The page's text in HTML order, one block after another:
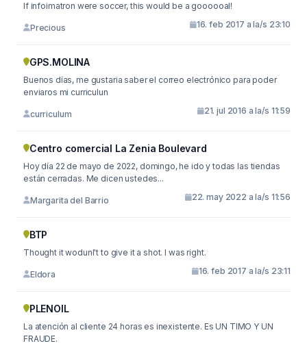
If infoimatron were soccer, this would be a goooooal!
Precious 16. feb 2017 a la/s 23:10
GPS.MOLINA
Buenos días, me gustaria saber el correo electrónico para poder
enviaros mi curriculun
curriculum 21. jul 2016 a la/s 11:59
Centro comercial La Zenia Boulevard
Hoy día 22 de mayo de 2022, domingo, he ido y todas las tiendas
están cerradas. Me dicen ustedes...
Margarita del Barrio 22. may 2022 a la/s 11:56
BTP
Thought it wodunl't to give it a shot. I was right.
Eldora 16. feb 2017 a la/s 23:11
PLENOIL
La atención al cliente 24 horas es inexistente. Es UN TIMO Y UN
FRAUDE.